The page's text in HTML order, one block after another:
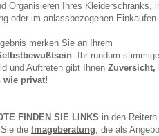
Organisieren Ihres Kleiderschranks,
oder im anlassbezogenen Einkaufen.
merken Sie an Ihrem
: Ihr rundum
und Auftreten gibt Ihnen Zuversicht,
wie privat!
FINDEN SIE LINKS in den Reitern.
die Imageberatung, die als